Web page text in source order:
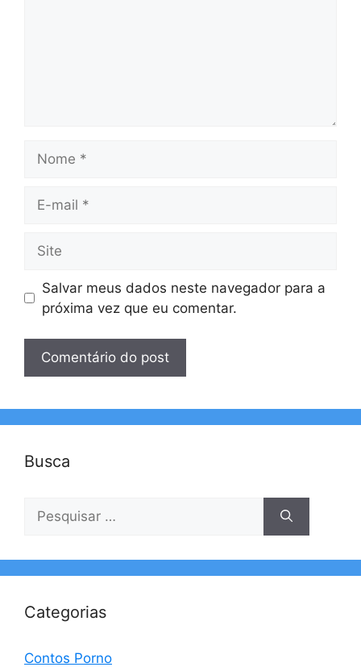
mail
Salvar meus dados neste navegador para a
próxima vez que eu comentar.
Busca
Pesquisar
Categorias
Contos Porno